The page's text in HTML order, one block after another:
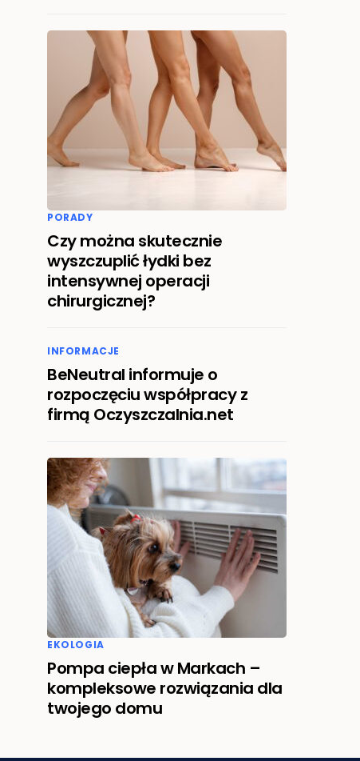
PORADY
Czy można skutecznie
wyszczuplić łydki bez
intensywnej operacji
chirurgicznej?
INFORMACJE
BeNeutral informuje o
rozpoczęciu współpracy z
firmą Oczyszczalnia.net
EKOLOGIA
Pompa ciepła w Markach –
kompleksowe rozwiązania dla
twojego domu